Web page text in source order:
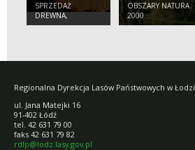
SPRZEDAŻ
DREWNA,
CHOINEK I
OBSZARY NATURA
2000
Regionalna Dyrekcja Lasów Państwowych w Łodzi
ul. Jana Matejki 16
91-402 Łódź
tel. 42 631 79 00
faks 42 631 79 82
rdlp@lodz.lasy.gov.pl